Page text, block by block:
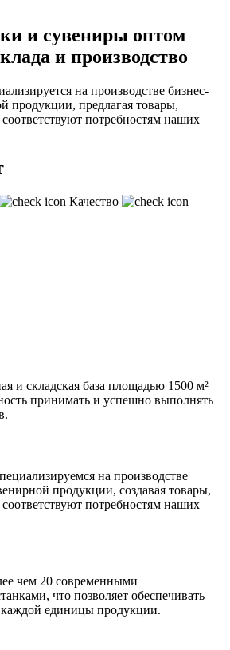
и сувениры оптом
и производство
на производстве бизнес-
продукции, предлагая товары,
потребностям наших
Качество
и складская база площадью 1500 м²
принимать и успешно выполнять
на производстве
продукции, создавая товары,
потребностям наших
чем 20 современными
что позволяет обеспечивать
каждой единицы продукции.